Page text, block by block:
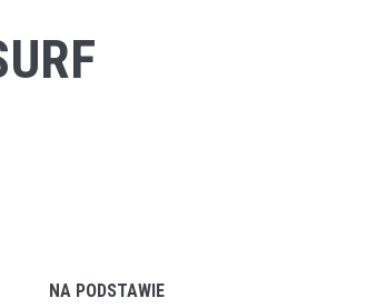
NA PODSTAWIE